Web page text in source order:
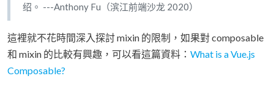
绍。 ---Anthony Fu（滨江前端沙龙 2020）
這裡就不花時間深入探討 mixin 的限制，如果對 composable
和 mixin 的比較有興趣，可以看這篇資料： What is a Vue.js
Composable?